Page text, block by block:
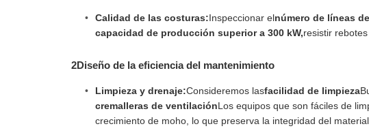
Calidad de las costuras:Inspeccionar elnúmero de líneas
capacidad de producción superior a 300 kW,resistir
2Diseño de la eficiencia del mantenimiento
Limpieza y drenaje:Consideremos lasfacilidad de limpieza
cremalleras de ventilaciónLos equipos que son fáciles de
crecimiento de moho, lo que preserva la integridad del